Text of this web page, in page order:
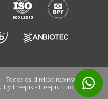
Todos os direitos reservados
by Freepik - Freepik.com